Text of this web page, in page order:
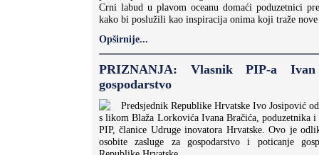
Crni labud u plavom oceanu domaći poduzetnici
kako bi poslužili kao inspiracija onima koji traže
Opširnije...
PRIZNANJA: Vlasnik PIP-a
gospodarstvo
Predsjednik Republike Hrvatske Ivo Josipović
s likom Blaža Lorkovića Ivana Bračića, poduzetnika
PIP, članice Udruge inovatora Hrvatske. Ovo je
osobite zasluge za gospodarstvo i poticanje